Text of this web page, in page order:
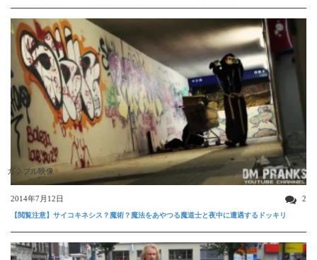
ガクブル映像
2014年7月12日 2
【閲覧注意】サイコキネシス？魔術？魔法をあやつる魔道士と夜中に遭遇するドッキリ